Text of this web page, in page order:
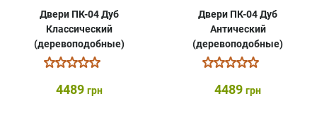
Двери ПК-04 Дуб
Классический
(деревоподобные)
4489 грн
Двери ПК-04 Дуб
Антический
(деревоподобные)
4489 грн